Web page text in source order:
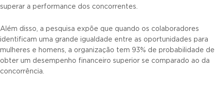
superar a performance dos concorrentes.
Além disso, a pesquisa expõe que quando os colaboradores
identificam uma grande igualdade entre as oportunidades para
mulheres e homens, a organização tem 93% de probabilidade de
obter um desempenho financeiro superior se comparado ao da
concorrência.